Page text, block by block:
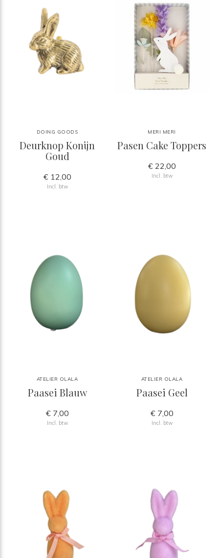
DOING GOODS
Deurknop Konijn
Goud
€ 12,00
Incl. btw
MERI MERI
Pasen Cake Toppers
€ 22,00
Incl. btw
ATELIER OLALA
Paasei Blauw
€ 7,00
Incl. btw
ATELIER OLALA
Paasei Geel
€ 7,00
Incl. btw